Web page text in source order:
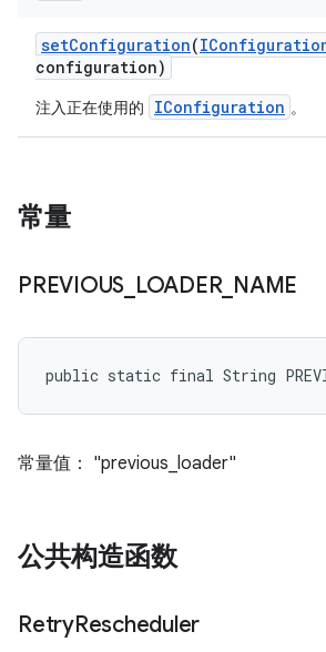
setConfiguration(
configuration)
注入正在使用的 IConfiguration 。
常量
PREVIOUS LOADER_ NAME
public static final String
常量值： "previous_loader"
公共构造函数
RetryRescheduler